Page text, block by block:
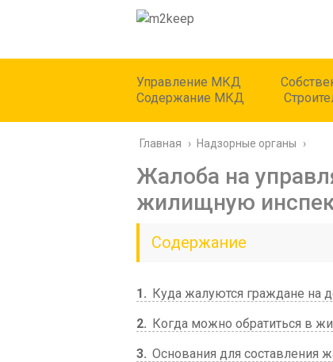
Управление МКД
Содержание МКД
Главная › Надзорные органы ›
Жалоба на
жилищную
Содержание
1
Куда жалуются граждане на
2
Когда можно обратиться в
3 Основания для составления